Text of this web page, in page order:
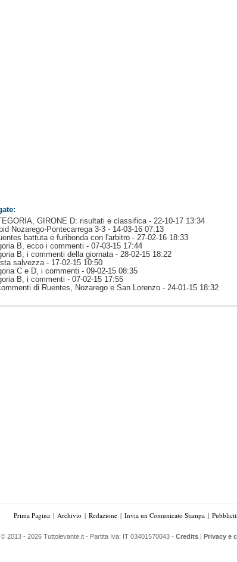
GIRONE D: risultati e classifica - 22-10-17 13:34
Nozarego-Pontecarrega 3-3 - 14-03-16 07:13
battuta e furibonda con l'arbitro - 27-02-16 18:33
B, ecco i commenti - 07-03-15 17:44
B, i commenti della giornata - 28-02-15 18:22
salvezza - 17-02-15 10:50
C e D, i commenti - 09-02-15 08:35
B, i commenti - 07-02-15 17:55
di Ruentes, Nozarego e San Lorenzo - 24-01-15 18:32
Prima Pagina | Archivio | Redazione | Invia un Comunicato Stampa |
2013 - 2026 Tuttolevante.it - Partita Iva: IT 03401570043 - Credits| Privacy e